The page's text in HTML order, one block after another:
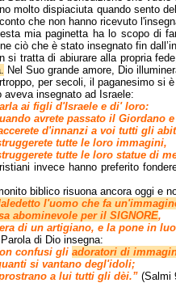
molto dispiaciuta quando sento
che non hanno ricevuto
mia paginetta ha lo scopo di
ciò che è stato insegnato fin
si tratta di abiurare alla propria
Nel Suo grande amore, Dio
per secoli, il paganesimo si
aveva insegnato ad Israele:
ai figli d'Israele e di' loro:
avrete passato il Giordano
d'innanzi a voi tutti gli
tutte le loro immagini,
tutte le loro statue di
invece hanno preferito
biblico risuona ancora oggi e
l'uomo che fa
abominevole per il SIGNORE,
di un artigiano, e la pone in
Parola di Dio insegna:
confusi gli adoratori di
si vantano degl'idoli;
a lui tutti gli dèi.” (Salmi